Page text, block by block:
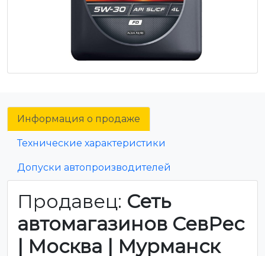
Информация о продаже
Технические характеристики
Допуски автопроизводителей
Продавец: Сеть
автомагазинов СевРес
| Москва | Мурманск